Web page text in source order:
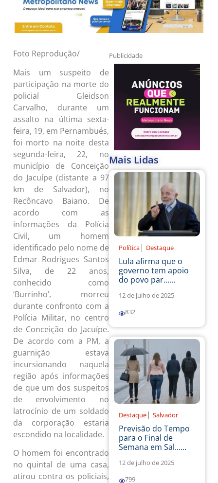
Foto Reprodução/
Mais um suspeito de
participação na morte do
policial Gleidson
Carvalho, durante um
assalto na última sexta-
feira, 19, em Pernambués,
foi morto na noite desta
segunda-feira, 22, no
município de Conceição
do Jacuípe (distante a 97
km de Salvador), no
Recôncavo Baiano. De
acordo com as
informações da Polícia
Civil, um homem
identificado pelo nome de
Edmar Rodrigues Santos
Silva, de 22 anos,
conhecido como
‘Burrinho’, morreu
durante confronto com a
Polícia Militar, no centro
de Conceição do Jacuípe.
De acordo com a PM, a
guarnição estava
incursionando naquela
região após informações
de que um dos suspeitos
de envolvimento no
latrocínio de um soldado
da corporação estaria
escondido na localidade.
O homem foi encontrado
no quintal de uma casa,
atirou contra os policiais,
Publicidade
Mais Lidas
Política | Destaque
Lula afirma que o
governo tem apoio
do povo par......
12 de julho de 2025
832
Destaque | Salvador
Previsão do Tempo
para o Final de
Semana em Sal......
12 de julho de 2025
799